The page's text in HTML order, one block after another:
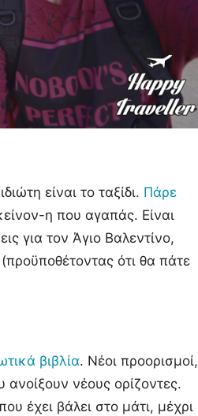
είναι το ταξίδι. Πάρε
η που αγαπάς. Είναι
για τον Άγιο Βαλεντίνο,
ότι θα πάτε
βιβλία. Νέοι προορισμοί,
νέους ορίζοντες.
έχει βάλει στο μάτι, μέχρι